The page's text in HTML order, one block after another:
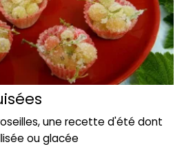
une recette d'été dont
ou glacée